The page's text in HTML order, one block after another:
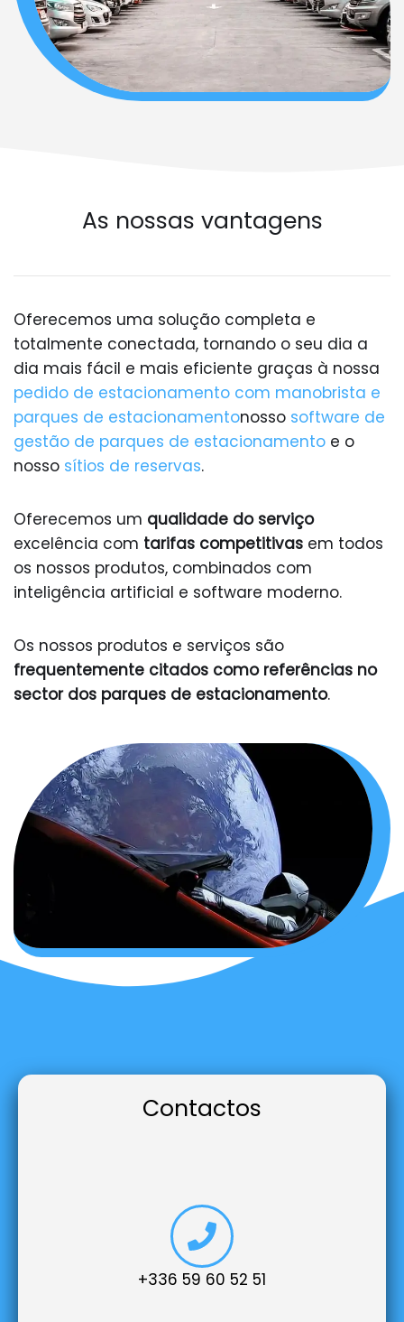
As nossas vantagens
Oferecemos uma solução completa e
totalmente conectada, tornando o seu dia a
dia mais fácil e mais eficiente graças à nossa
pedido de estacionamento com manobrista e
parques de estacionamentonosso software de
gestão de parques de estacionamento e o
nosso sítios de reservas.
Oferecemos um qualidade do serviço
excelência com tarifas competitivas em todos
os nossos produtos, combinados com
inteligência artificial e software moderno.
Os nossos produtos e serviços são
frequentemente citados como referências no
sector dos parques de estacionamento.
Contactos
+336 59 60 52 51